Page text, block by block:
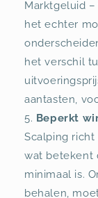
Marktgeluid
het echter
het verschil
aantasten,
Beperkt
Scalping
wat betekent
minimaal is.
behalen,